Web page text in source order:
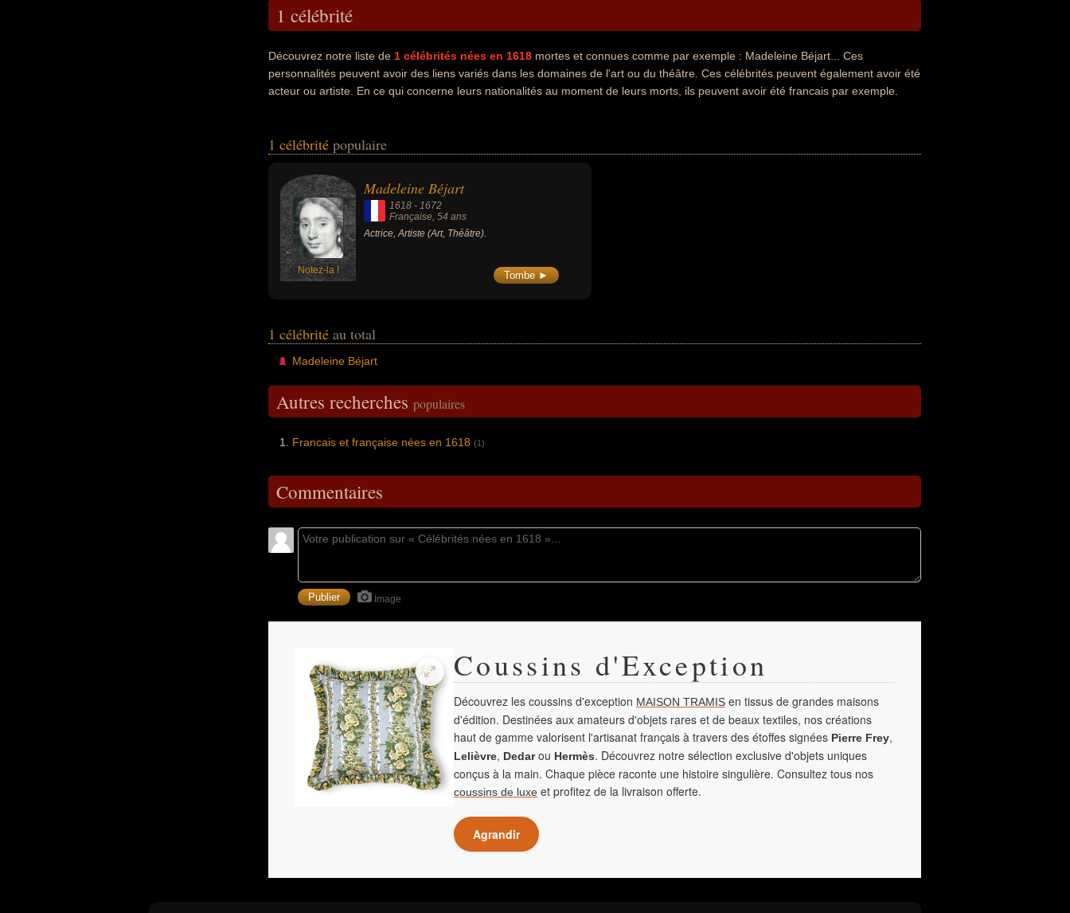
1 célébrité
Découvrez notre liste de 1 célébrités nées en 1618 mortes et connues comme par exemple : Madeleine Béjart... Ces
personnalités peuvent avoir des liens variés dans les domaines de l'art ou du théâtre. Ces célébrités peuvent également avoir été
acteur ou artiste. En ce qui concerne leurs nationalités au moment de leurs morts, ils peuvent avoir été francais par exemple.
1 célébrité populaire
Notez-la !
Madeleine Béjart
1618 - 1672
Française, 54 ans
Actrice, Artiste (Art, Théâtre).
Tombe ►
1 célébrité au total
Madeleine Béjart
Autres recherches populaires
Francais et française nées en 1618 (1)
Commentaires
Image
Coussins d'Exception
Découvrez les coussins d'exception MAISON TRAMIS en tissus de grandes maisons
d'édition. Destinées aux amateurs d'objets rares et de beaux textiles, nos créations
haut de gamme valorisent l'artisanat français à travers des étoffes signées Pierre Frey,
Lelièvre, Dedarou Hermès. Découvrez notre sélection exclusive d'objets uniques
conçus à la main. Chaque pièce raconte une histoire singulière. Consultez tous nos
coussins de luxe et profitez de la livraison offerte.
Agrandir